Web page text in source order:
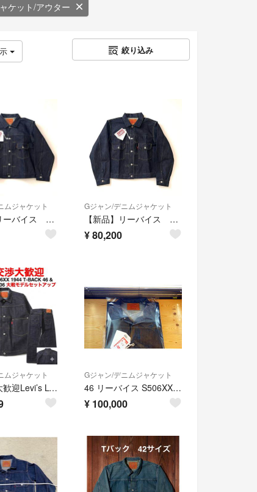
ケット/アウター
絞り込み
ムジャケット
【新品】リーバイス TYPEII トラッカージャケット ビッグE Tバック 46
Gジャン/デニムジャケット
【新品】リーバイス トラッカージャケット TYPEII Tバック ビッグE 44
¥80,200
ムジャケット
値引交渉大歓迎Levi’s LVC S506XX 1944 T-BACK46&S501XX 1944 W36大戦モデルセットアップ
Gジャン/デニムジャケット
46 リーバイス S506XXE 1944 大戦モデル デニムジャケット XXL
¥ 100,000